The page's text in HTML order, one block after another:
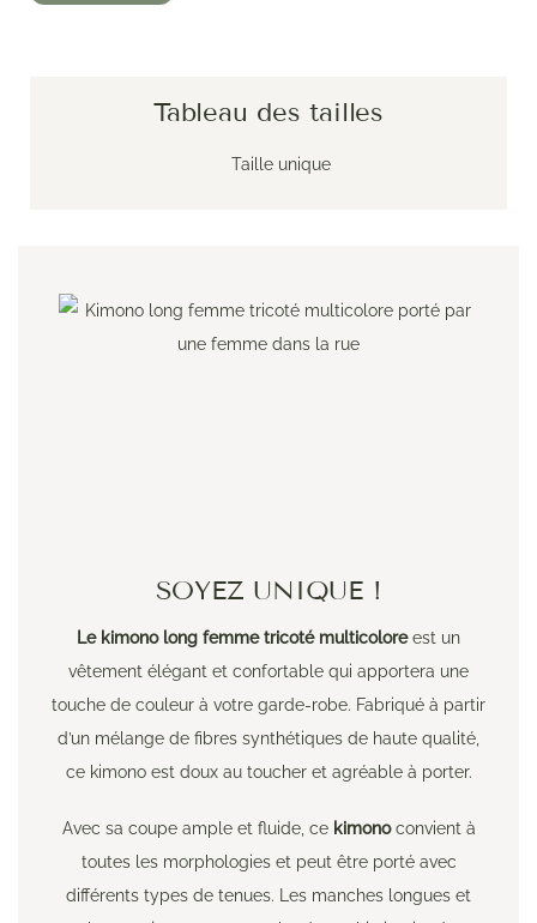
Tableau des tailles
Taille unique
SOYEZ UNIQUE !
Le kimono long femme tricoté multicoloreest un
vêtement élégant et confortable qui apportera une
touche de couleur à votre garde-robe. Fabriqué à partir
d’un mélange de fibres synthétiques de haute qualité,
ce kimono est doux au toucher et agréable à porter.
Avec sa coupe ample et fluide, ce kimonoconvient à
toutes les morphologies et peut être porté avec
différents types de tenues. Les manches longues et